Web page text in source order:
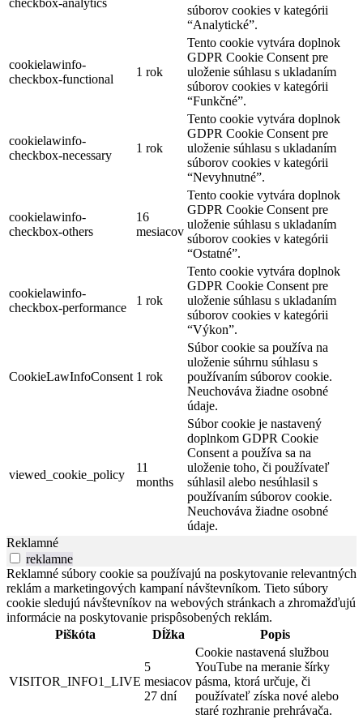
checkbox-analytics
súborov cookies v kategórii
“Analytické”.
cookielawinfo-
checkbox-functional
1 rok
Tento cookie vytvára doplnok
GDPR Cookie Consent pre
uloženie súhlasu s ukladaním
súborov cookies v kategórii
“Funkčné”.
cookielawinfo-
checkbox-necessary
1 rok
Tento cookie vytvára doplnok
GDPR Cookie Consent pre
uloženie súhlasu s ukladaním
súborov cookies v kategórii
“Nevyhnutné”.
cookielawinfo-
checkbox-others
16
mesiacov
Tento cookie vytvára doplnok
GDPR Cookie Consent pre
uloženie súhlasu s ukladaním
súborov cookies v kategórii
“Ostatné”.
cookielawinfo-
checkbox-performance
1 rok
Tento cookie vytvára doplnok
GDPR Cookie Consent pre
uloženie súhlasu s ukladaním
súborov cookies v kategórii
“Výkon”.
CookieLawInfoConsent 1 rok
Súbor cookie sa používa na
uloženie súhrnu súhlasu s
používaním súborov cookie.
Neuchováva žiadne osobné
údaje.
viewed_cookie_policy
11
months
Súbor cookie je nastavený
doplnkom GDPR Cookie
Consent a používa sa na
uloženie toho, či používateľ
súhlasil alebo nesúhlasil s
používaním súborov cookie.
Neuchováva žiadne osobné
údaje.
Reklamné
reklamne
Reklamné súbory cookie sa používajú na poskytovanie relevantných
reklám a marketingových kampaní návštevníkom. Tieto súbory
cookie sledujú návštevníkov na webových stránkach a zhromažďujú
informácie na poskytovanie prispôsobených reklám.
Piškóta
Dĺžka Popis
VISITOR_INFO1_LIVE
5
mesiacov
27 dní
Cookie nastavená službou
YouTube na meranie šírky
pásma, ktorá určuje, či
používateľ získa nové alebo
staré rozhranie prehrávača.